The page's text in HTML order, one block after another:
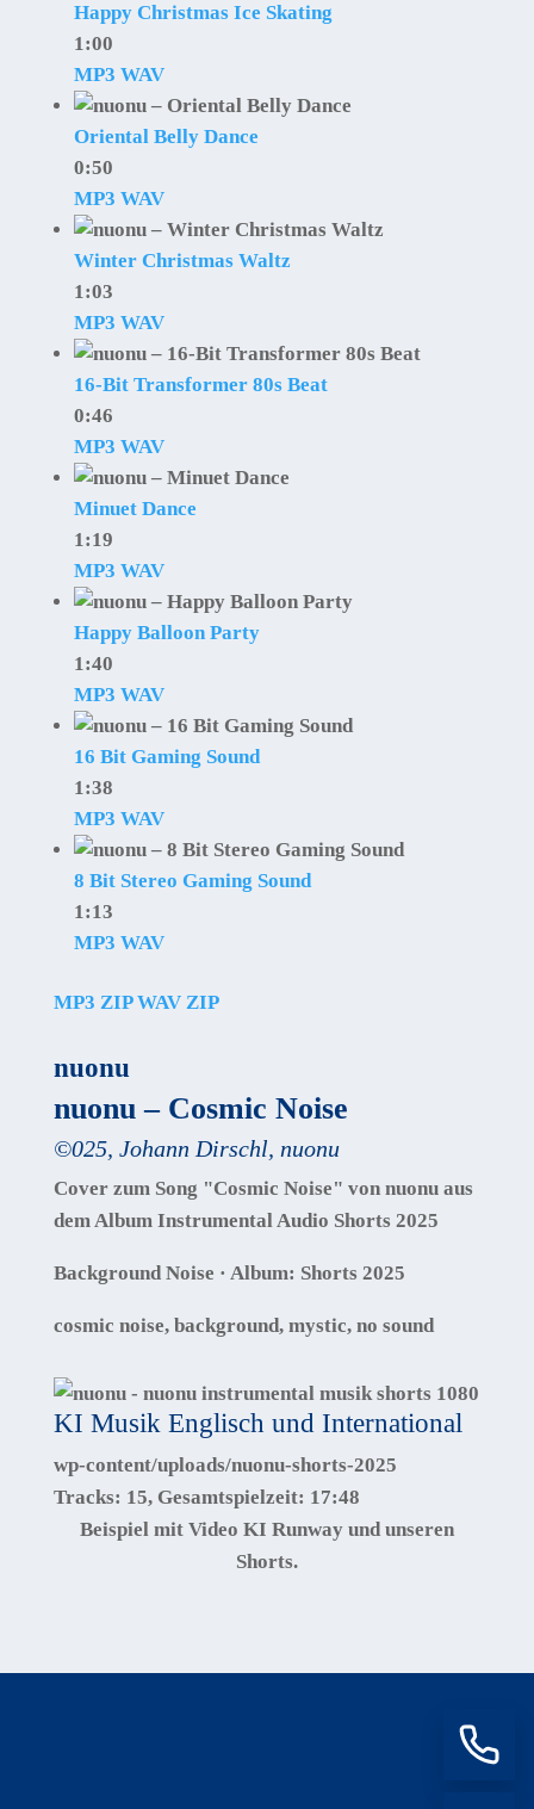
Happy Christmas Ice Skating
1:00
MP3 WAV
Oriental Belly Dance
0:50
MP3 WAV
Winter Christmas Waltz
1:03
MP3 WAV
16-Bit Transformer 80s Beat
0:46
MP3 WAV
Minuet Dance
1:19
MP3 WAV
Happy Balloon Party
1:40
MP3 WAV
16 Bit Gaming Sound
1:38
MP3 WAV
8 Bit Stereo Gaming Sound
1:13
MP3 WAV
MP3 ZIP WAV ZIP
nuonu
nuonu – Cosmic Noise
©025, Johann Dirschl, nuonu
Cover zum Song "Cosmic Noise" von nuonu aus
dem Album Instrumental Audio Shorts 2025
Background Noise · Album: Shorts 2025
cosmic noise, background, mystic, no sound
KI Musik Englisch und International
wp-content/uploads/nuonu-shorts-2025
Tracks: 15, Gesamtspielzeit: 17:48
Beispiel mit Video KI Runway und unseren
Shorts.